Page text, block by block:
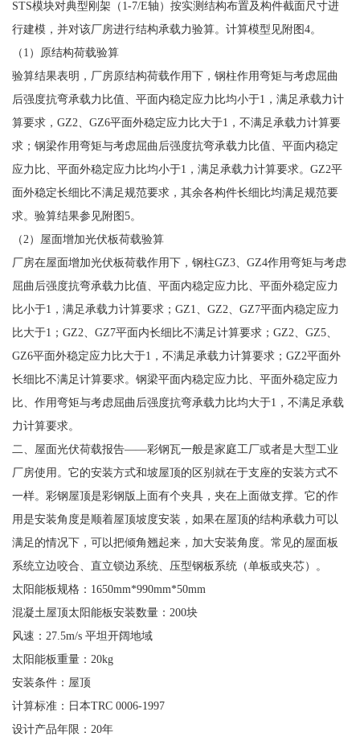
STS模块对典型刚架（1-7/E轴）按实测结构布置及构件截面尺寸进
行建模，并对该厂房进行结构承载力验算。计算模型见附图4。
（1）原结构荷载验算
验算结果表明，厂房原结构荷载作用下，钢柱作用弯矩与考虑屈曲
后强度抗弯承载力比值、平面内稳定应力比均小于1，满足承载力计
算要求，GZ2、GZ6平面外稳定应力比大于1，不满足承载力计算要
求；钢梁作用弯矩与考虑屈曲后强度抗弯承载力比值、平面内稳定
应力比、平面外稳定应力比均小于1，满足承载力计算要求。GZ2平
面外稳定长细比不满足规范要求，其余各构件长细比均满足规范要
求。验算结果参见附图5。
（2）屋面增加光伏板荷载验算
厂房在屋面增加光伏板荷载作用下，钢柱GZ3、GZ4作用弯矩与考虑
屈曲后强度抗弯承载力比值、平面内稳定应力比、平面外稳定应力
比小于1，满足承载力计算要求；GZ1、GZ2、GZ7平面内稳定应力
比大于1；GZ2、GZ7平面内长细比不满足计算要求；GZ2、GZ5、
GZ6平面外稳定应力比大于1，不满足承载力计算要求；GZ2平面外
长细比不满足计算要求。钢梁平面内稳定应力比、平面外稳定应力
比、作用弯矩与考虑屈曲后强度抗弯承载力比均大于1，不满足承载
力计算要求。
二、屋面光伏荷载报告——彩钢瓦一般是家庭工厂或者是大型工业
厂房使用。它的安装方式和坡屋顶的区别就在于支座的安装方式不
一样。彩钢屋顶是彩钢版上面有个夹具，夹在上面做支撑。它的作
用是安装角度是顺着屋顶坡度安装，如果在屋顶的结构承载力可以
满足的情况下，可以把倾角翘起来，加大安装角度。常见的屋面板
系统立边咬合、直立锁边系统、压型钢板系统（单板或夹芯）。
太阳能板规格：1650mm*990mm*50mm
混凝土屋顶太阳能板安装数量：200块
风速：27.5m/s 平坦开阔地域
太阳能板重量：20kg
安装条件：屋顶
计算标准：日本TRC 0006-1997
设计产品年限：20年